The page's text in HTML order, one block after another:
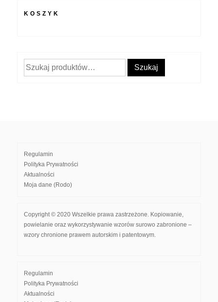
KOSZYK
Szukaj: Szukaj
Regulamin
Polityka Prywatności
Aktualności
Moja dane (Rodo)
Copyright © 2020 Wszelkie prawa zastrzeżone. Kopiowanie,
powielanie oraz wykorzystywanie wzorów surowo zabronione –
wzory chronione prawem autorskim i patentowym.
Regulamin
Polityka Prywatności
Aktualności